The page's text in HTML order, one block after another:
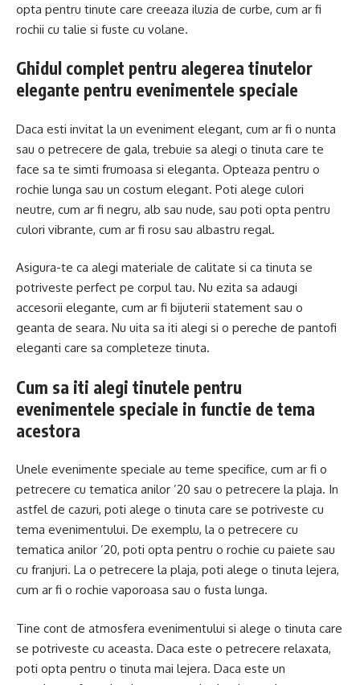
opta pentru tinute care creeaza iluzia de curbe, cum ar fi
rochii cu talie si fuste cu volane.
Ghidul complet pentru alegerea tinutelor
elegante pentru evenimentele speciale
Daca esti invitat la un eveniment elegant, cum ar fi o nunta
sau o petrecere de gala, trebuie sa alegi o tinuta care te
face sa te simti frumoasa si eleganta. Opteaza pentru o
rochie lunga sau un costum elegant. Poti alege culori
neutre, cum ar fi negru, alb sau nude, sau poti opta pentru
culori vibrante, cum ar fi rosu sau albastru regal.
Asigura-te ca alegi materiale de calitate si ca tinuta se
potriveste perfect pe corpul tau. Nu ezita sa adaugi
accesorii elegante, cum ar fi bijuterii statement sau o
geanta de seara. Nu uita sa iti alegi si o pereche de pantofi
eleganti care sa completeze tinuta.
Cum sa iti alegi tinutele pentru
evenimentele speciale in functie de tema
acestora
Unele evenimente speciale au teme specifice, cum ar fi o
petrecere cu tematica anilor ’20 sau o petrecere la plaja. In
astfel de cazuri, poti alege o tinuta care se potriveste cu
tema evenimentului. De exemplu, la o petrecere cu
tematica anilor ’20, poti opta pentru o rochie cu paiete sau
cu franjuri. La o petrecere la plaja, poti alege o tinuta lejera,
cum ar fi o rochie vaporoasa sau o fusta lunga.
Tine cont de atmosfera evenimentului si alege o tinuta care
se potriveste cu aceasta. Daca este o petrecere relaxata,
poti opta pentru o tinuta mai lejera. Daca este un